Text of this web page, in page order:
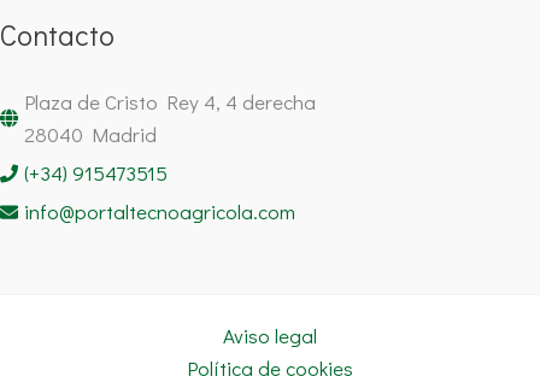
Contacto
Plaza de Cristo Rey 4, 4 derecha
28040 Madrid
(+34) 915473515
info@portaltecnoagricola.com
Aviso legal
Política de cookies